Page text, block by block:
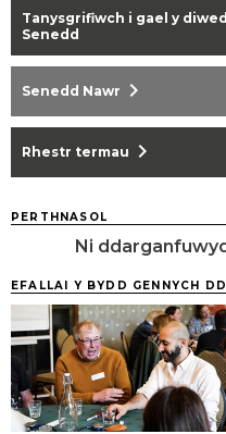
Tanysgrifiwch i gael y
Senedd
Senedd Nawr chevron_right
Rhestr termau chevron_right
PERTHNASOL
Ni
EFALLAI Y BYDD GENNYCH